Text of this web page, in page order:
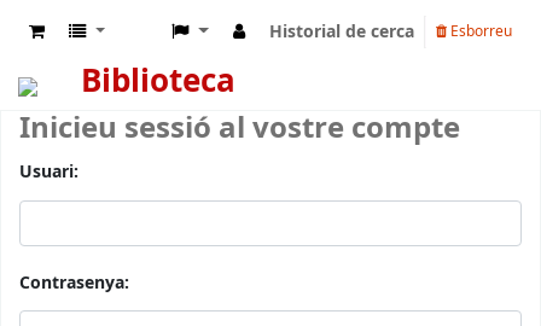
Historial de cerca Esborreu
Biblioteca
Inicieu sessió al vostre compte
Usuari:
Contrasenya: